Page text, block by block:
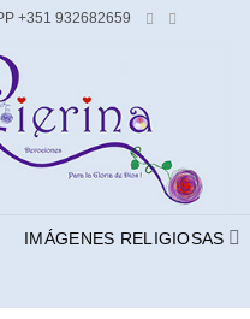
+351 932682659
IMÁGENES RELIGIOSAS